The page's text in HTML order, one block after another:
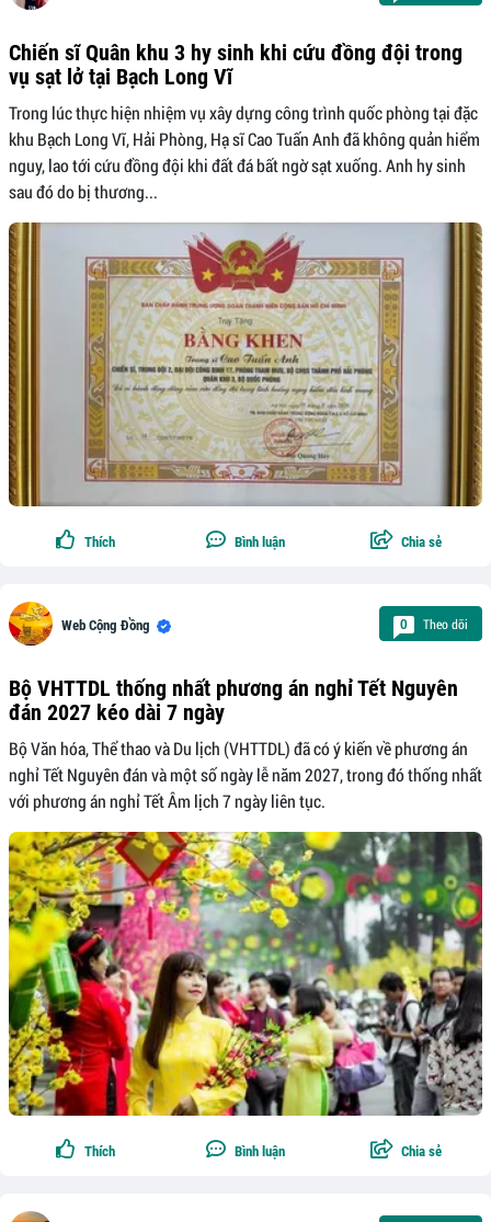
Chiến sĩ Quân khu 3 hy sinh khi cứu đồng đội trong
vụ sạt lở tại Bạch Long Vĩ
Trong lúc thực hiện nhiệm vụ xây dựng công trình quốc phòng tại đặc
khu Bạch Long Vĩ, Hải Phòng, Hạ sĩ Cao Tuấn Anh đã không quản hiểm
nguy, lao tới cứu đồng đội khi đất đá bất ngờ sạt xuống. Anh hy sinh
sau đó do bị thương...
Thích Bình luận Chia sẻ
Web Cộng Đồng 0 Theo dõi
Bộ VHTTDL thống nhất phương án nghỉ Tết Nguyên
đán 2027 kéo dài 7 ngày
Bộ Văn hóa, Thể thao và Du lịch (VHTTDL) đã có ý kiến về phương án
nghỉ Tết Nguyên đán và một số ngày lễ năm 2027, trong đó thống nhất
với phương án nghỉ Tết Âm lịch 7 ngày liên tục.
Thích Bình luận Chia sẻ